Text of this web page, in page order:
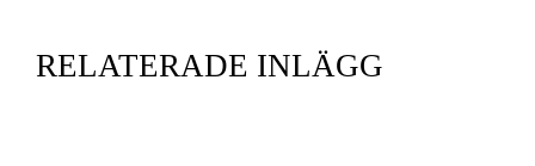
RELATERADE INLÄGG